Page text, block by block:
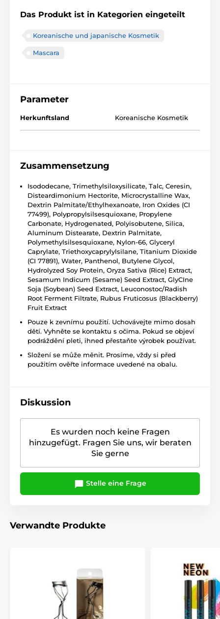
Das Produkt ist in Kategorien eingeteilt
Koreanische und japanische Kosmetik
Mascara
Parameter
Herkunftsland Koreanische Kosmetik
Zusammensetzung
Isododecane, Trimethylsiloxysilicate, Talc, Ceresin,
Disteardimonium Hectorite, Microcrystalline Wax,
Dextrin Palmitate/Ethylhexanoate, Iron Oxides (CI
77499), Polypropylsilsesquioxane, Propylene
Carbonate, Hydrogenated, Polyisobutene, Silica,
Aluminum Distearate, Dextrin Palmitate,
Polymethylsilsesquioxane, Nylon-66, Glyceryl
Caprylate, Triethoxycaprylylsilane, Titanium Dioxide
(CI 77891), Water, Panthenol, Butylene Glycol,
Hydrolyzed Soy Protein, Oryza Sativa (Rice) Extract,
Sesamum Indicum (Sesame) Seed Extract, GlyCIne
Soja (Soybean) Seed Extract, Leuconostoc/Radish
Root Ferment Filtrate, Rubus Fruticosus (Blackberry)
Fruit Extract
Pouze k zevnímu použití. Uchovávejte mimo dosah
dětí. Vyhněte se kontaktu s očima. Pokud se objeví
podráždění pleti, ihned přestaňte výrobek používat.
Složení se může měnit. Prosíme, vždy si před
použitím ověřte informace uvedené na obalu.
Diskussion
Es wurden noch keine Fragen
hinzugefügt. Fragen Sie uns, wir beraten
Sie gerne
Stelle eine Frage
Verwandte Produkte